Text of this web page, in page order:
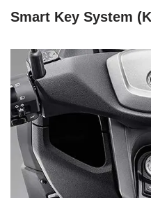
Smart Key System